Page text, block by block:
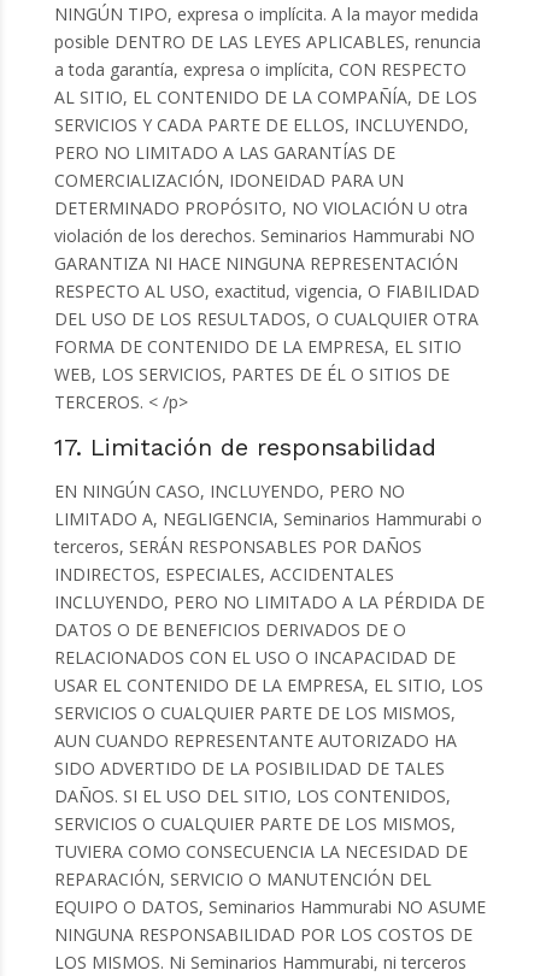
NINGÚN TIPO, expresa o implícita. A la mayor medida
posible DENTRO DE LAS LEYES APLICABLES, renuncia
a toda garantía, expresa o implícita, CON RESPECTO
AL SITIO, EL CONTENIDO DE LA COMPAÑÍA, DE LOS
SERVICIOS Y CADA PARTE DE ELLOS, INCLUYENDO,
PERO NO LIMITADO A LAS GARANTÍAS DE
COMERCIALIZACIÓN, IDONEIDAD PARA UN
DETERMINADO PROPÓSITO, NO VIOLACIÓN U otra
violación de los derechos. Seminarios Hammurabi NO
GARANTIZA NI HACE NINGUNA REPRESENTACIÓN
RESPECTO AL USO, exactitud, vigencia, O FIABILIDAD
DEL USO DE LOS RESULTADOS, O CUALQUIER OTRA
FORMA DE CONTENIDO DE LA EMPRESA, EL SITIO
WEB, LOS SERVICIOS, PARTES DE ÉL O SITIOS DE
TERCEROS. < /p>
17. Limitación de responsabilidad
EN NINGÚN CASO, INCLUYENDO, PERO NO
LIMITADO A, NEGLIGENCIA, Seminarios Hammurabi o
terceros, SERÁN RESPONSABLES POR DAÑOS
INDIRECTOS, ESPECIALES, ACCIDENTALES
INCLUYENDO, PERO NO LIMITADO A LA PÉRDIDA DE
DATOS O DE BENEFICIOS DERIVADOS DE O
RELACIONADOS CON EL USO O INCAPACIDAD DE
USAR EL CONTENIDO DE LA EMPRESA, EL SITIO, LOS
SERVICIOS O CUALQUIER PARTE DE LOS MISMOS,
AUN CUANDO REPRESENTANTE AUTORIZADO HA
SIDO ADVERTIDO DE LA POSIBILIDAD DE TALES
DAÑOS. SI EL USO DEL SITIO, LOS CONTENIDOS,
SERVICIOS O CUALQUIER PARTE DE LOS MISMOS,
TUVIERA COMO CONSECUENCIA LA NECESIDAD DE
REPARACIÓN, SERVICIO O MANUTENCIÓN DEL
EQUIPO O DATOS, Seminarios Hammurabi NO ASUME
NINGUNA RESPONSABILIDAD POR LOS COSTOS DE
LOS MISMOS. Ni Seminarios Hammurabi, ni terceros